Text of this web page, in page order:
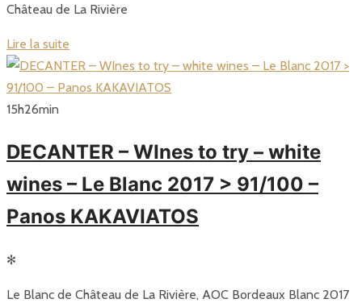
Château de La Rivière
Lire la suite
15h26min
DECANTER – WInes to try – white
wines – Le Blanc 2017 > 91/100 –
Panos KAKAVIATOS
✻
Le Blanc de Château de La Rivière, AOC Bordeaux Blanc 2017